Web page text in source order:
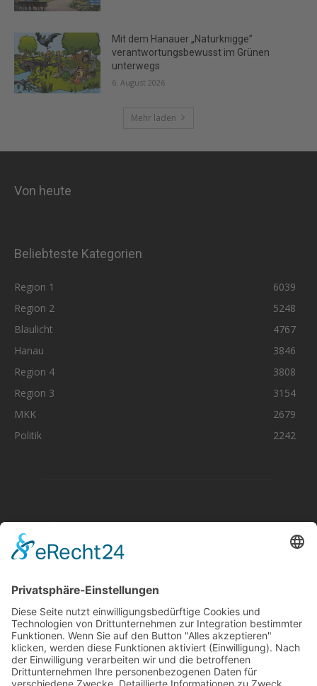
Mit dem Hanauer „Naturknigge”
verantwortungsbewusst im Grünen
unterwegs
6. August 2026
Mehr laden
Von heute
Beliebteste Kategorien
Region 1
6039
Region 2
5248
Blaulicht
4767
Hanau
3846
Region 4
3808
Region 3
3154
MKK
2679
Politik
2242
Aktuelle Nachrichten aus dem MKK-Kreis.
Kontaktiere uns:team@mkk-echo.de